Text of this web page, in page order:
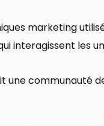
marketing
interagissent les
une communauté